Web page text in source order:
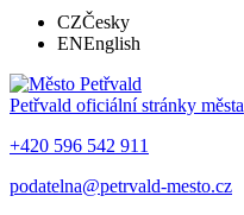
CZČesky
ENEnglish
Petřvald oficiální stránky města
+420 596 542 911
podatelna@petrvald-mesto.cz